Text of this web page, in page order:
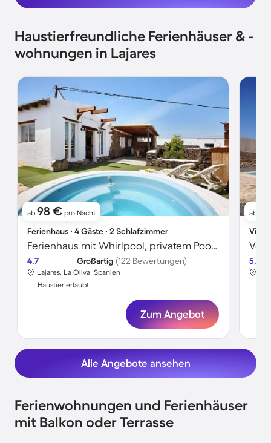
Haustierfreundliche Ferienhäuser & -
wohnungen in Lajares
ab 98 € pro Nacht
Ferienhaus ∙ 4 Gäste ∙ 2 Schlafzimmer
Ferienhaus mit Whirlpool, privatem Pool und schnellem Internet | Bergblick
4.7 Großartig (122 Bewertungen)
Lajares, La Oliva, Spanien
Haustier erlaubt
Zum Angebot
ab
Villa
5.0
Alle Angebote ansehen
Ferienwohnungen und Ferienhäuser
mit Balkon oder Terrasse